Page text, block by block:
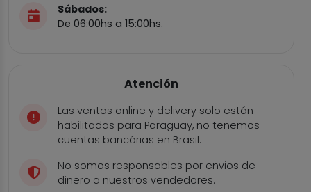
Sábados:
De 06:00hs a 15:00hs.
Atención
Las ventas online y delivery solo están
habilitadas para Paraguay, no tenemos
cuentas bancárias en Brasil.
No somos responsables por envios de
dinero a nuestros vendedores.